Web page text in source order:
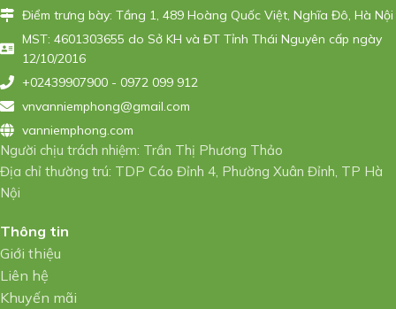
Điểm trưng bày: Tầng 1, 489 Hoàng Quốc Việt, Nghĩa Đô, Hà Nội
MST: 4601303655 do Sở KH và ĐT Tỉnh Thái Nguyên cấp ngày
12/10/2016
+02439907900 - 0972 099 912
vnvanniemphong@gmail.com
vanniemphong.com
Người chịu trách nhiệm: Trần Thị Phương Thảo
Địa chỉ thường trú: TDP Cáo Đỉnh 4, Phường Xuân Đỉnh, TP Hà
Nội
Thông tin
Giới thiệu
Liên hệ
Khuyến mãi